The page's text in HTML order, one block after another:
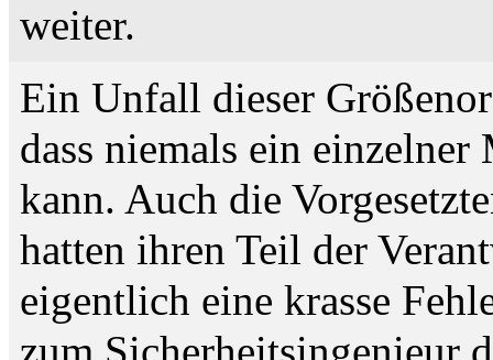
weiter.
Ein Unfall dieser
dass niemals ein
kann. Auch die
hatten ihren Teil der
eigentlich eine krasse